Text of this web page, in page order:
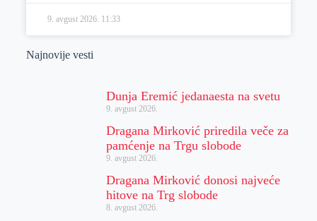
9. avgust 2026. 11:33
Najnovije vesti
Dunja Eremić jedanaesta na svetu
9. avgust 2026.
Dragana Mirković priredila veče za
pamćenje na Trgu slobode
9. avgust 2026.
Dragana Mirković donosi najveće
hitove na Trg slobode
8. avgust 2026.